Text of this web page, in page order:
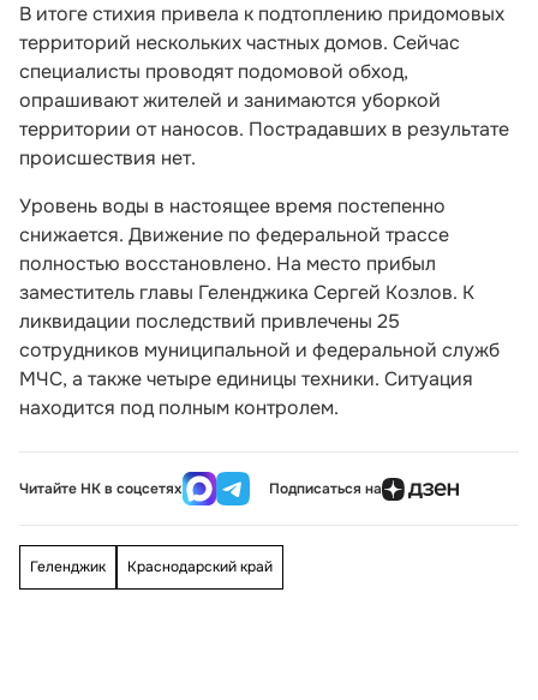
В итоге стихия привела к подтоплению придомовых
территорий нескольких частных домов. Сейчас
специалисты проводят подомовой обход,
опрашивают жителей и занимаются уборкой
территории от наносов. Пострадавших в результате
происшествия нет.
Уровень воды в настоящее время постепенно
снижается. Движение по федеральной трассе
полностью восстановлено. На место прибыл
заместитель главы Геленджика Сергей Козлов. К
ликвидации последствий привлечены 25
сотрудников муниципальной и федеральной служб
МЧС, а также четыре единицы техники. Ситуация
находится под полным контролем.
Читайте НК в соцсетях Подписаться на
Геленджик Краснодарский край